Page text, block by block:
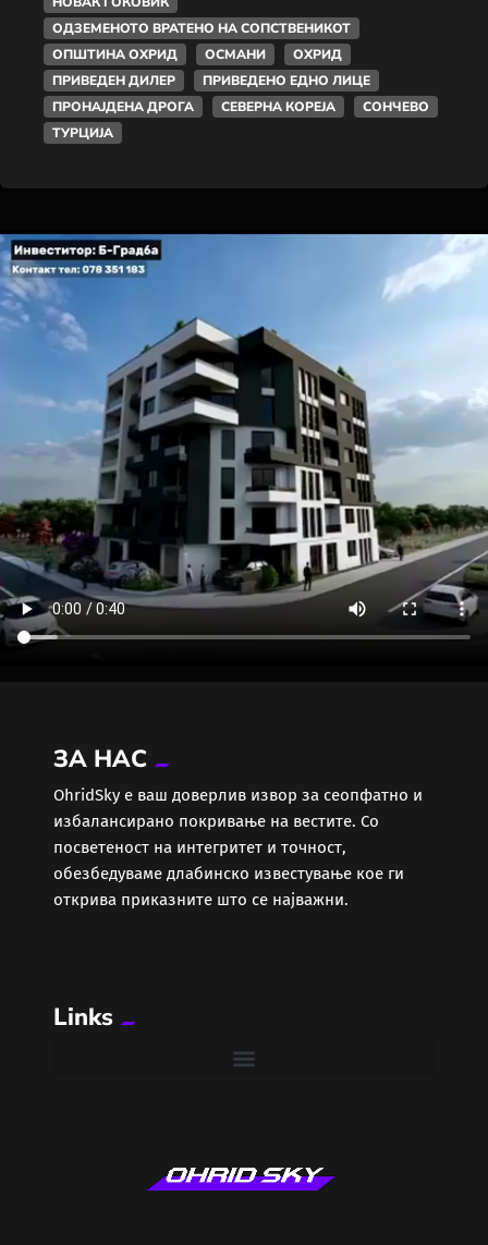
ОДЗЕМЕНОТО ВРАТЕНО НА СОПСТВЕНИКОТ
ОПШТИНА ОХРИД
ОСМАНИ
ОХРИД
ПРИВЕДЕН ДИЛЕР
ПРИВЕДЕНО ЕДНО ЛИЦЕ
ПРОНАЈДЕНА ДРОГА
СЕВЕРНА КОРЕЈА
СОНЧЕВО
ТУРЦИЈА
ЗА НАС
ОhridSky е ваш доверлив извор за сеопфатно и
избалансирано покривање на вестите. Со
посветеност на интегритет и точност,
обезбедуваме длабинско известување кое ги
открива приказните што се најважни.
Links